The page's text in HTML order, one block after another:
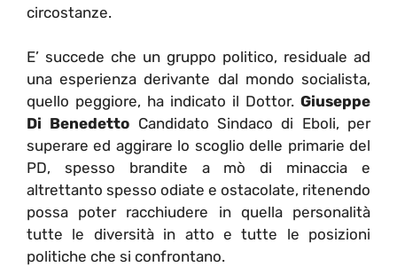
circostanze.
E’ succede che un gruppo politico, residuale ad
una esperienza derivante dal mondo socialista,
quello peggiore, ha indicato il Dottor. Giuseppe
Di Benedetto Candidato Sindaco di Eboli, per
superare ed aggirare lo scoglio delle primarie del
PD, spesso brandite a mò di minaccia e
altrettanto spesso odiate e ostacolate, ritenendo
possa poter racchiudere in quella personalità
tutte le diversità in atto e tutte le posizioni
politiche che si confrontano.